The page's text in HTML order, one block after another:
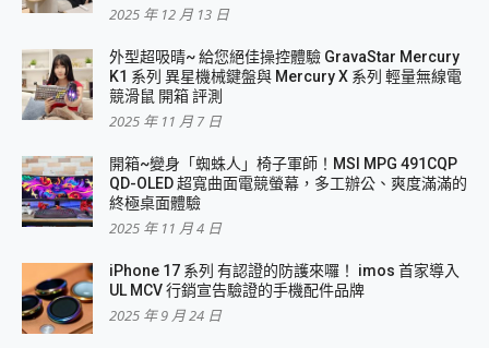
2025 年 12 月 13 日
外型超吸晴~ 給您絕佳操控體驗 GravaStar Mercury
K1 系列 異星機械鍵盤與 Mercury X 系列 輕量無線電
競滑鼠 開箱 評測
2025 年 11 月 7 日
開箱~變身「蜘蛛人」椅子軍師！MSI MPG 491CQP
QD-OLED 超寬曲面電競螢幕，多工辦公、爽度滿滿的
終極桌面體驗
2025 年 11 月 4 日
iPhone 17 系列 有認證的防護來囉！ imos 首家導入
UL MCV 行銷宣告驗證的手機配件品牌
2025 年 9 月 24 日